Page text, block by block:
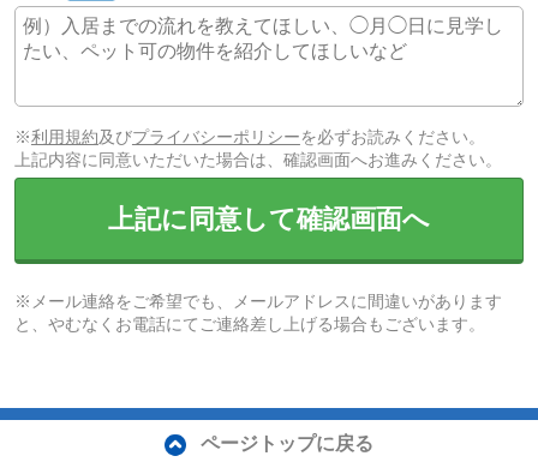
※利用規約及びプライバシーポリシーを必ずお読みください。
上記内容に同意いただいた場合は、確認画面へお進みください。
上記に同意して確認画面へ
※メール連絡をご希望でも、メールアドレスに間違いがあります
と、やむなくお電話にてご連絡差し上げる場合もございます。
ページトップに戻る